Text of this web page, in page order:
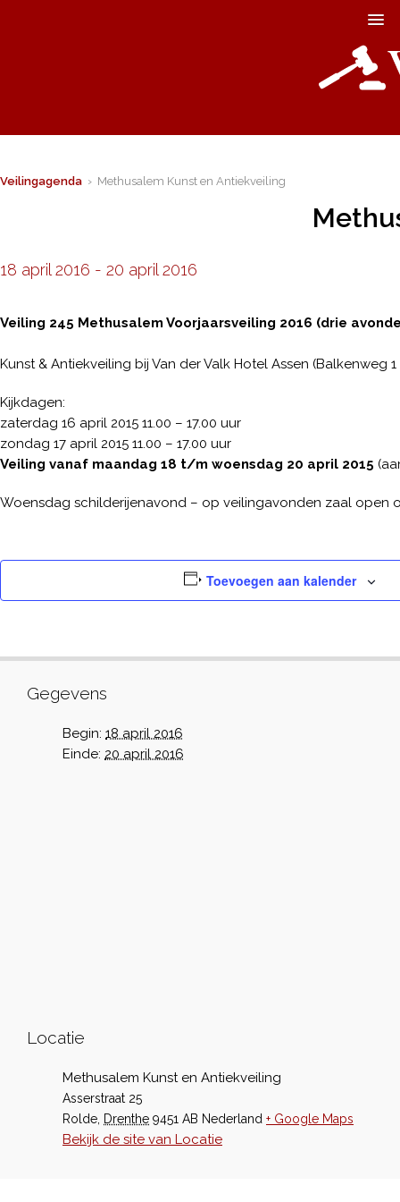
Veilingagenda › Methusalem Kunst en Antiekveiling
18 april 2016 - 20 april 2016
Veiling 245 Methusalem Voorjaarsveiling 2016 (drie
Kunst & Antiekveiling bij Van der Valk Hotel Assen (Balkenweg
Kijkdagen:
zaterdag 16 april 2015 11.00 – 17.00 uur
zondag 17 april 2015 11.00 – 17.00 uur
Veiling vanaf maandag 18 t/m woensdag 20 april 2015
Woensdag schilderijenavond – op veilingavonden zaal open
Toevoegen aan kalender
Gegevens
Begin: 18 april 2016
Einde: 20 april 2016
Locatie
Methusalem Kunst en Antiekveiling
Asserstraat 25
Rolde Drenthe 9451 AB Nederland + Google Maps
Bekijk de site van Locatie